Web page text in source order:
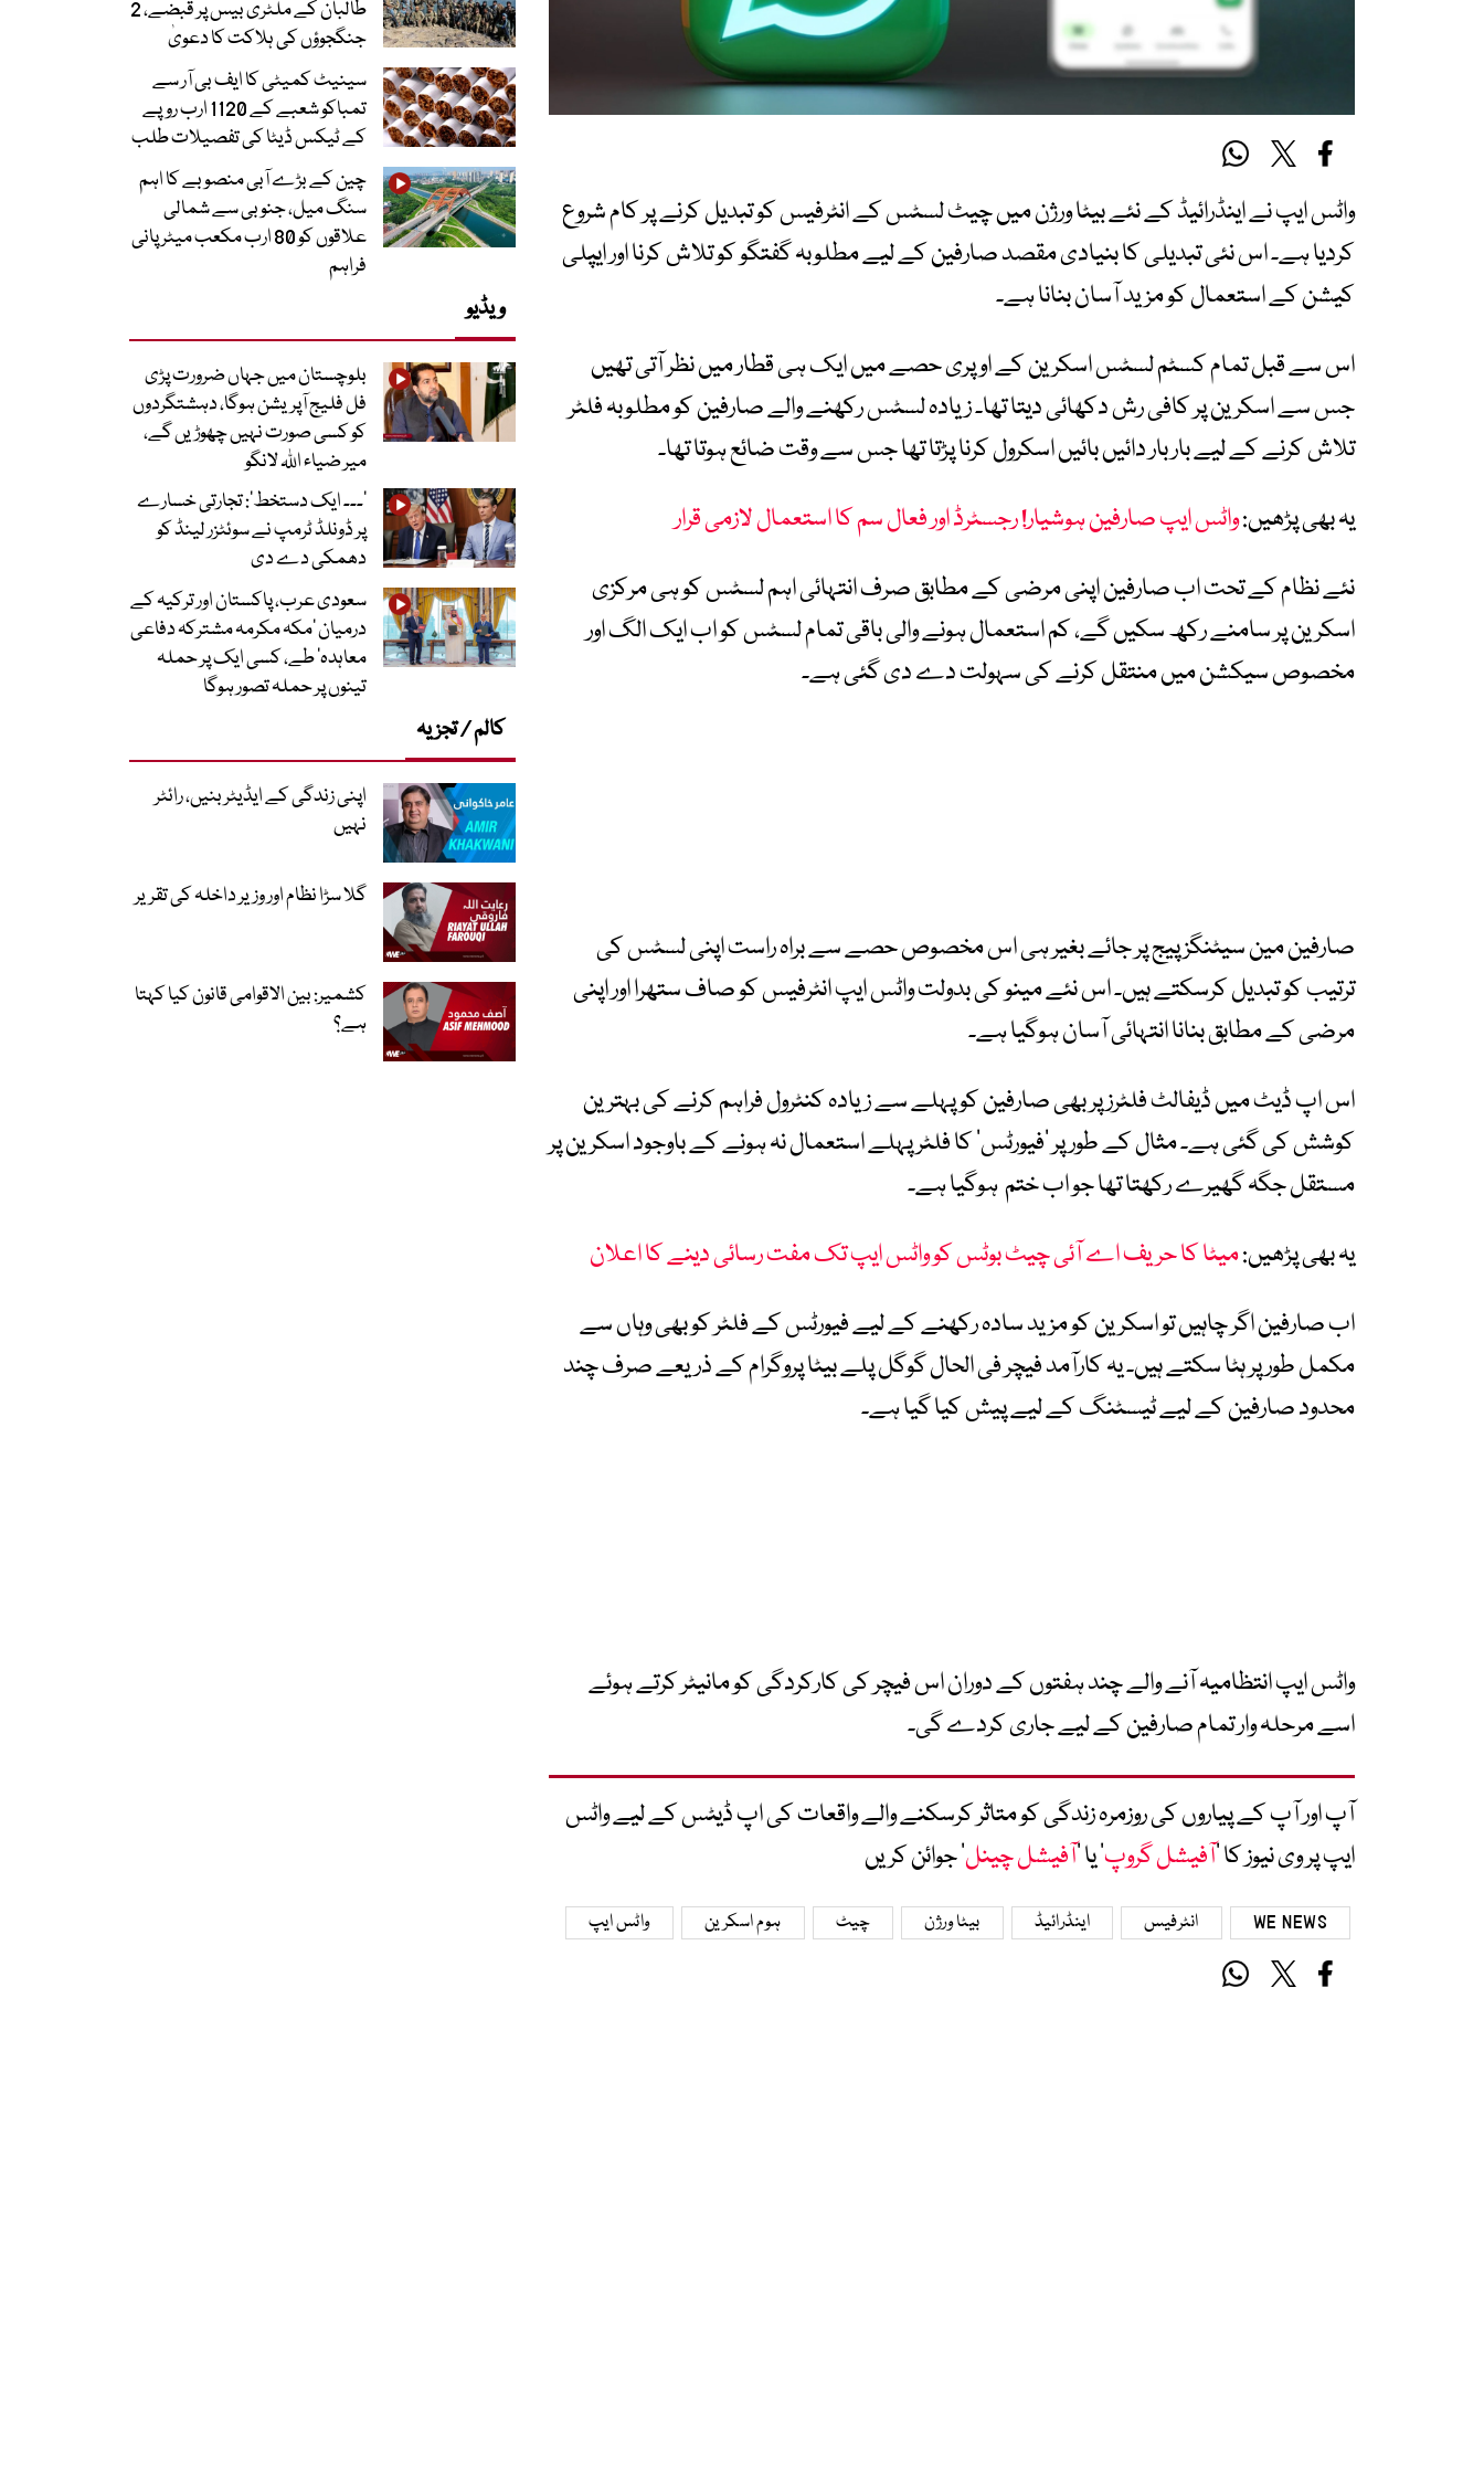
واٹس ایپ نے اینڈرائیڈ کے نئے بیٹا ورژن میں چیٹ لسٹس کے انٹرفیس کو تبدیل کرنے پر کام شروع
کردیا ہے۔ اس نئی تبدیلی کا بنیادی مقصد صارفین کے لیے مطلوبہ گفتگو کو تلاش کرنا اور ایپلی
کیشن کے استعمال کو مزید آسان بنانا ہے۔
اس سے قبل تمام کسٹم لسٹس اسکرین کے اوپری حصے میں ایک ہی قطار میں نظر آتی تھیں
جس سے اسکرین پر کافی رش دکھائی دیتا تھا۔ زیادہ لسٹس رکھنے والے صارفین کو مطلوبہ فلٹر
تلاش کرنے کے لیے بار بار دائیں بائیں اسکرول کرنا پڑتا تھا جس سے وقت ضائع ہوتا تھا۔
یہ بھی پڑھیں:واٹس ایپ صارفین ہوشیار! رجسٹرڈ اور فعال سم کا استعمال لازمی قرار
نئے نظام کے تحت اب صارفین اپنی مرضی کے مطابق صرف انتہائی اہم لسٹس کو ہی مرکزی
اسکرین پر سامنے رکھ سکیں گے، کم استعمال ہونے والی باقی تمام لسٹس کو اب ایک الگ اور
مخصوص سیکشن میں منتقل کرنے کی سہولت دے دی گئی ہے۔
صارفین مین سیٹنگز پیج پر جائے بغیر ہی اس مخصوص حصے سے براہ راست اپنی لسٹس کی
ترتیب کو تبدیل کرسکتے ہیں۔ اس نئے مینو کی بدولت واٹس ایپ انٹرفیس کو صاف ستھرا اور اپنی
مرضی کے مطابق بنانا انتہائی آسان ہوگیا ہے۔
اس اپ ڈیٹ میں ڈیفالٹ فلٹرز پر بھی صارفین کو پہلے سے زیادہ کنٹرول فراہم کرنے کی بہترین
کوشش کی گئی ہے۔ مثال کے طور پر ‘فیورٹس’ کا فلٹر پہلے استعمال نہ ہونے کے باوجود اسکرین پر
مستقل جگہ گھیرے رکھتا تھا جو اب ختم ہوگیا ہے۔
یہ بھی پڑھیں:میٹا کا حریف اے آئی چیٹ بوٹس کو واٹس ایپ تک مفت رسائی دینے کا اعلان
اب صارفین اگر چاہیں تو اسکرین کو مزید سادہ رکھنے کے لیے فیورٹس کے فلٹر کو بھی وہاں سے
مکمل طور پر ہٹا سکتے ہیں۔ یہ کارآمد فیچر فی الحال گوگل پلے بیٹا پروگرام کے ذریعے صرف چند
محدود صارفین کے لیے ٹیسٹنگ کے لیے پیش کیا گیا ہے۔
واٹس ایپ انتظامیہ آنے والے چند ہفتوں کے دوران اس فیچر کی کارکردگی کو مانیٹر کرتے ہوئے
اسے مرحلہ وار تمام صارفین کے لیے جاری کردے گی۔
آپ اور آپ کے پیاروں کی روزمرہ زندگی کو متاثر کرسکنے والے واقعات کی اپ ڈیٹس کے لیے واٹس
ایپ پر وی نیوز کا ’آفیشل گروپ‘ یا ’آفیشل چینل‘ جوائن کریں
WE NEWS انٹرفیس اینڈرائیڈ بیٹا ورژن چیٹ ہوم اسکرین واٹس ایپ
طالبان کے ملٹری بیس پر قبضے، 2
جنگجوؤں کی ہلاکت کا دعویٰ
سینیٹ کمیٹی کا ایف بی آر سے
تمباکو شعبے کے 1120 ارب روپے
کے ٹیکس ڈیٹا کی تفصیلات طلب
چین کے بڑے آبی منصوبے کا اہم
سنگ میل، جنوبی سے شمالی
علاقوں کو 80 ارب مکعب میٹر پانی
فراہم
ویڈیو
بلوچستان میں جہاں ضرورت پڑی
فل فلیج آپریشن ہوگا، دہشتگردوں
کو کسی صورت نہیں چھوڑیں گے،
میر ضیاء اللہ لانگو
’۔۔۔ ایک دستخط‘: تجارتی خسارے
پر ڈونلڈ ٹرمپ نے سوئٹزر لینڈ کو
دھمکی دے دی
سعودی عرب، پاکستان اور ترکیہ کے
درمیان ’مکہ مکرمہ مشترکہ دفاعی
معاہدہ‘ طے، کسی ایک پر حملہ
تینوں پر حملہ تصور ہوگا
کالم / تجزیہ
اپنی زندگی کے ایڈیٹر بنیں، رائٹر
نہیں
گلا سڑا نظام اور وزیر داخلہ کی تقریر
کشمیر: بین الاقوامی قانون کیا کہتا
ہے؟